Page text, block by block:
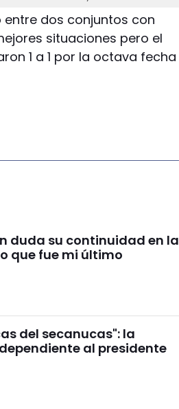
entre dos conjuntos con
situaciones pero el
1 a 1 por la octava fecha
duda su continuidad en la
que fue mi último
del secanucas": la
al presidente